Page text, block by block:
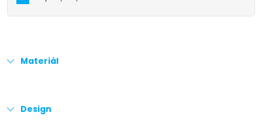
Materiál
Design